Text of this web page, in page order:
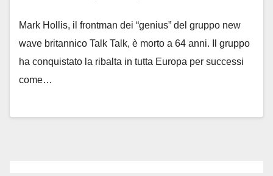
Mark Hollis, il frontman dei “genius” del gruppo new
wave britannico Talk Talk, è morto a 64 anni. Il gruppo
ha conquistato la ribalta in tutta Europa per successi
come…